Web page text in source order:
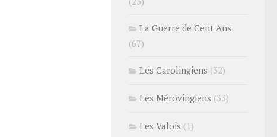
La Guerre de Cent Ans
(67)
Les Carolingiens (32)
Les Mérovingiens (33)
Les Valois (1)